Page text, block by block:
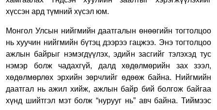
хүссэн ард түмний хүсэл юм.
Монгол Улсын нийгмийн даатгалын өнөөгийн тогтолцоо
нь хуучин нийгмийн бүтэц дээрээ гацжээ. Энэ тогтолцоо
ажлын байрыг нэмэгдүүлэх, эдийн засгийг тэлэхэд тус
нэмэр болж чадахгүй, далд хөдөлмөрийн зах зээл,
хөдөлмөрлөх эрхийн зөрчлийг өдөөж байна. Нийгмийн
даатгал нь ажил хийж, ажлын байр бий болгож байгаа
хүнд шийтгэл мэт болж “нурууг нь” авч байна. Тиймээс